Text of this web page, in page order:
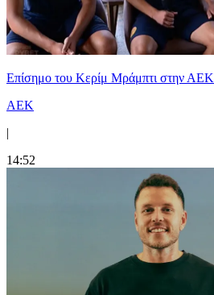
Επίσημο του Κερίμ Μράμπτι στην ΑΕK
ΑΕΚ
|
14:52